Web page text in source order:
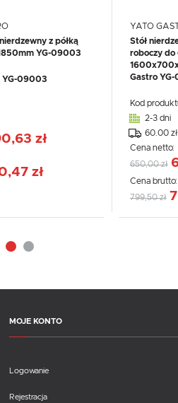
z półką
YG-09003
YG-09003
zł
zł
YATO
Stół
roboczy do
Gastro
Kod
2-3 dni
60.00 zł
Cena netto:
650,00 zł
Cena brutto:
799,50 zł
MOJE KONTO
Logowanie
Rejestracja